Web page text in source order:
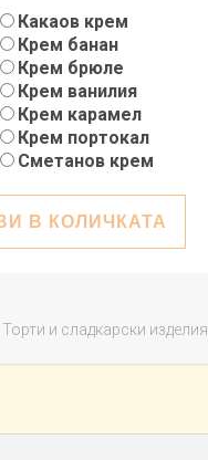
Какаов крем
Крем банан
Крем брюле
Крем ванилия
Крем карамел
Крем портокал
Сметанов крем
В КОЛИЧКАТА
Торти и сладкарски изделия